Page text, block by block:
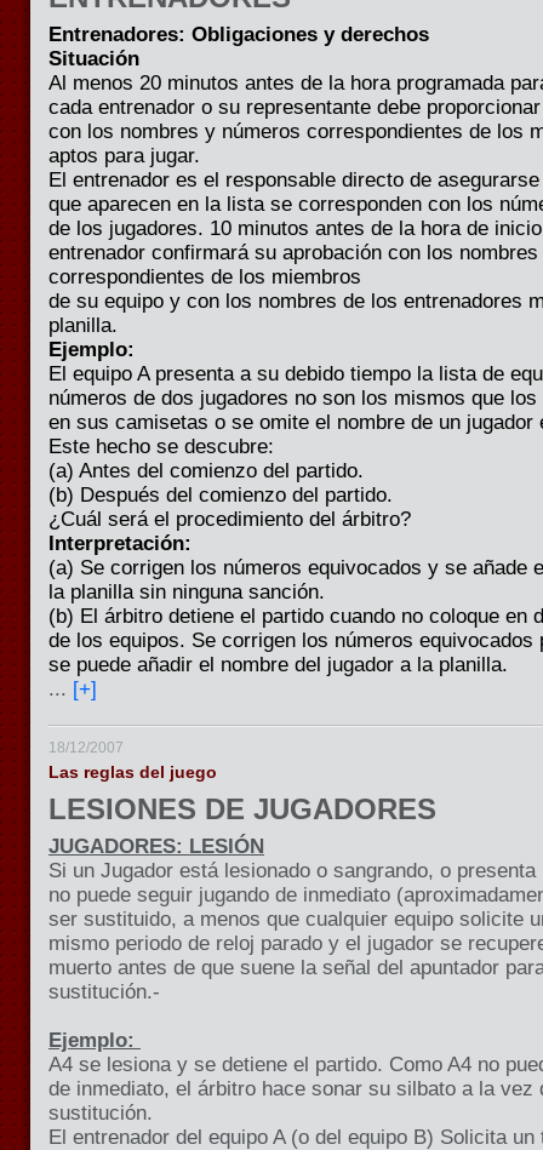
Entrenadores: Obligaciones y derechos
Situación
Al menos 20 minutos antes de la hora programada
cada entrenador o su representante debe
con los nombres y números correspondientes de los
aptos para jugar.
El entrenador es el responsable directo de
que aparecen en la lista se corresponden con los
de los jugadores. 10 minutos antes de la hora de
entrenador confirmará su aprobación con los
correspondientes de los miembros
de su equipo y con los nombres de los entrenadores
planilla.
Ejemplo:
El equipo A presenta a su debido tiempo la lista de
números de dos jugadores no son los mismos que
en sus camisetas o se omite el nombre de un jugador
Este hecho se descubre:
(a) Antes del comienzo del partido.
(b) Después del comienzo del partido.
¿Cuál será el procedimiento del árbitro?
Interpretación:
(a) Se corrigen los números equivocados y se añade
la planilla sin ninguna sanción.
(b) El árbitro detiene el partido cuando no coloque en
de los equipos. Se corrigen los números equivocados
se puede añadir el nombre del jugador a la planilla.
... [+]
18/12/2007
Las reglas del juego
LESIONES DE JUGADORES
JUGADORES: LESIÓN
Si un Jugador está lesionado o sangrando, o
no puede seguir jugando de inmediato
ser sustituido, a menos que cualquier equipo solicite
mismo periodo de reloj parado y el jugador se
muerto antes de que suene la señal del apuntador
sustitución.-
Ejemplo:
A4 se lesiona y se detiene el partido. Como A4 no
de inmediato, el árbitro hace sonar su silbato a la vez
sustitución.
El entrenador del equipo A (o del equipo B) Solicita